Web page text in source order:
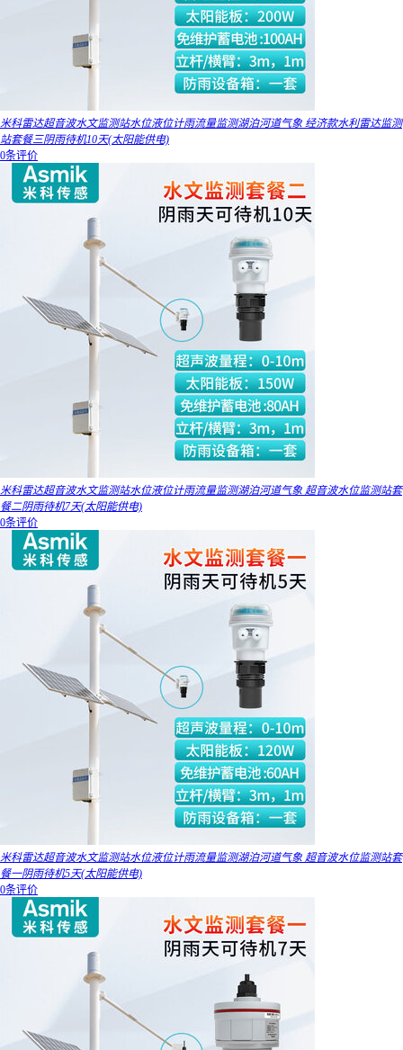
米科雷达超音波水文监测站水位液位计雨流量监测湖泊河道气象 经济款水利雷达监测
站套餐三阴雨待机10天(太阳能供电)
0条评价
米科雷达超音波水文监测站水位液位计雨流量监测湖泊河道气象 超音波水位监测站套
餐二阴雨待机7天(太阳能供电)
0条评价
米科雷达超音波水文监测站水位液位计雨流量监测湖泊河道气象 超音波水位监测站套
餐一阴雨待机5天(太阳能供电)
0条评价